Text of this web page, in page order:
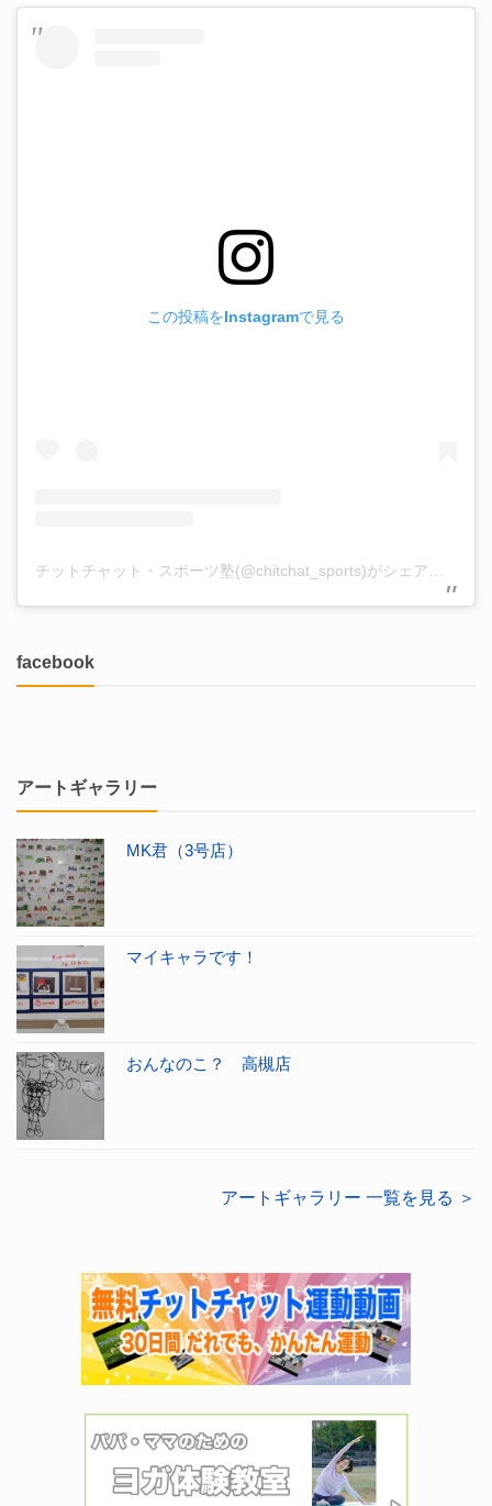
この投稿をInstagramで見る
facebook
アートギャラリー
MK君（3号店）
マイキャラです！
おんなのこ？ 高槻店
アートギャラリー 一覧を見る ＞